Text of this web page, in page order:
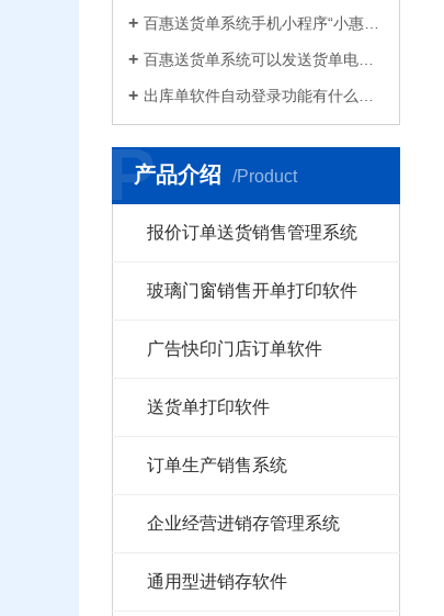
百惠送货单系统手机小程序“小惠助理”登录绑定，在微信给客户好友发电子送货单
百惠送货单系统可以发送货单电子版给客户微信好友，也可以导出Excel送货单！
出库单软件自动登录功能有什么作用和注意事项？怎么关闭百惠软件打开时自动登录?
产品介绍 /Product
P
报价订单送货销售管理系统
玻璃门窗销售开单打印软件
广告快印门店订单软件
送货单打印软件
订单生产销售系统
企业经营进销存管理系统
通用型进销存软件